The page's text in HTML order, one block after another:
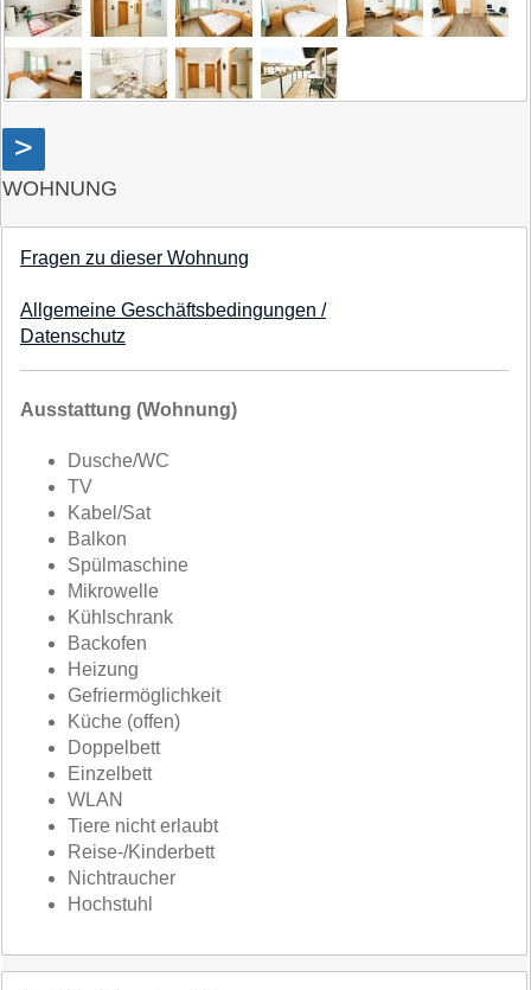
>
WOHNUNG
Fragen zu dieser Wohnung
Allgemeine Geschäftsbedingungen /
Datenschutz
Ausstattung (Wohnung)
Dusche/WC
TV
Kabel/Sat
Balkon
Spülmaschine
Mikrowelle
Kühlschrank
Backofen
Heizung
Gefriermöglichkeit
Küche (offen)
Doppelbett
Einzelbett
WLAN
Tiere nicht erlaubt
Reise-/Kinderbett
Nichtraucher
Hochstuhl